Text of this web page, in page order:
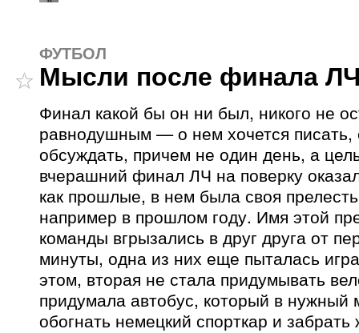
ФУТБОЛ
Мысли после финала
Финал какой бы он ни был, никого не
равнодушным — о нем хочется писать,
обсуждать, причем не один день, а
вчерашний финал ЛЧ на поверку
как прошлые, в нем была своя
например в прошлом году. Имя этой
команды вгрызались в друг друга от
минуты, одна из них еще пыталась
этом, вторая не стала придумывать
придумала автобус, который в нужный
обогнать немецкий спорткар и